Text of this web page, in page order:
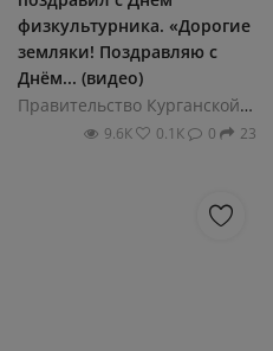
физкультурника. «Дорогие
земляки! Поздравляю с
Днём... (видео)
Правительство Курганской области
9.6К 0.1К 0 23